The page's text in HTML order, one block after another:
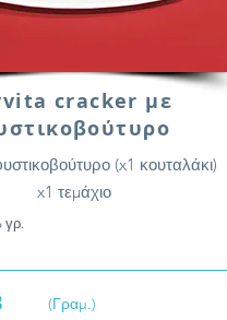
cracker με
(x1 κουταλάκι)
x1 τεμάχιο
γρ.
(Γραμ.)